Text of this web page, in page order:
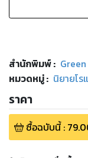
สำนักพิมพ์:
หมวดหมู่: นิยายโ
ราคา
ซื้อฉบับนี้: